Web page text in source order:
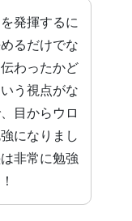
発揮するに
るだけでな
わったかど
う視点がな
目からウロ
になりまし
非常に勉強